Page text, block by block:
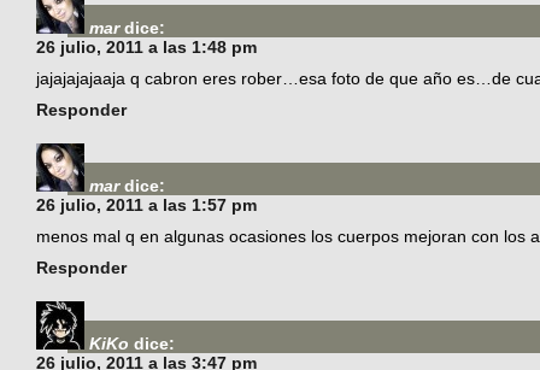
mar dice:
26 julio, 2011 a las 1:48 pm
jajajajajaaja q cabron eres rober…esa foto de que año es…de
Responder
mar dice:
26 julio, 2011 a las 1:57 pm
menos mal q en algunas ocasiones los cuerpos mejoran con los
Responder
KiKo dice:
26 julio, 2011 a las 3:47 pm